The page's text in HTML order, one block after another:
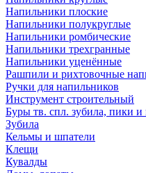
Напильники плоские
Напильники полукруглые
Напильники ромбические
Напильники трехгранные
Напильники уценённые
Рашпили и рихтовочные
Ручки для напильников
Инструмент строительный
Буры тв. спл. зубила, пики
Зубила
Кельмы и шпатели
Клещи
Кувалды